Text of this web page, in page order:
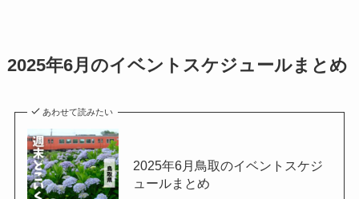
2025年6月のイベントスケジュールまとめ
あわせて読みたい
2025年6月鳥取のイベントスケジ
ュールまとめ